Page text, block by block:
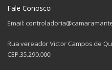
Fale Conosco
Email:
Rua vereador Victor Campos de
CEP.35.290.000